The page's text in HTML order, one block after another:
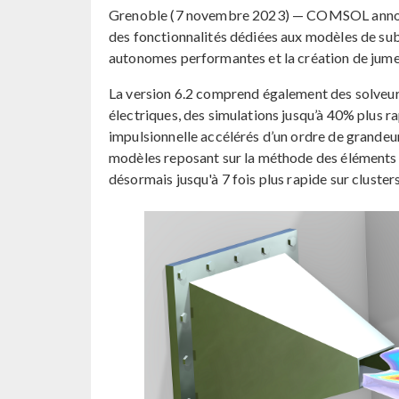
Grenoble (7 novembre 2023) — COMSOL
des fonctionnalités dédiées aux modèles de
autonomes performantes et la création de
La version 6.2 comprend également des
électriques, des simulations jusqu’à 40% plus
impulsionnelle accélérés d’un ordre de
modèles reposant sur la méthode des
désormais jusqu'à 7 fois plus rapide sur